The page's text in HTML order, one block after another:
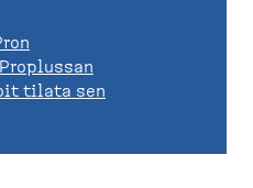
Proplussan
tilata sen